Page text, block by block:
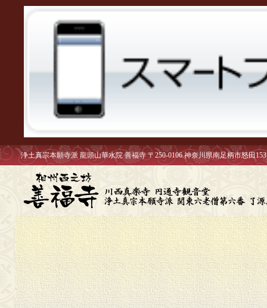
浄土真宗本願寺派 龍頭山華水院 善福寺 〒250-0106 神奈川県南足柄市怒田153